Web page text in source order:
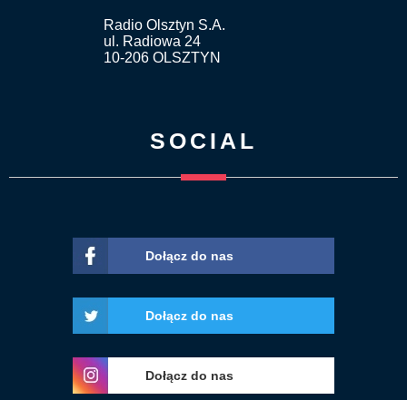
Radio Olsztyn S.A.
ul. Radiowa 24
10-206 OLSZTYN
SOCIAL
Dołącz do nas
Dołącz do nas
Dołącz do nas